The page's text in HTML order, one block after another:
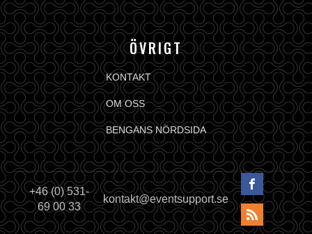
ÖVRIGT
KONTAKT
OM OSS
BENGANS NÖRDSIDA
+46 (0) 531-
69 00 33
kontakt@eventsupport.se